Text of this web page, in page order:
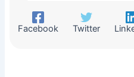
Facebook Twitter